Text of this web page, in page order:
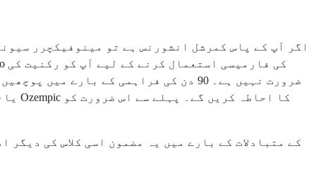
اگر آپ کے پاس کمرشل انشورنس ہے تو مینوفیکچرر
ضرورت نہیں ہے۔ 90 دن کی فراہمی کے